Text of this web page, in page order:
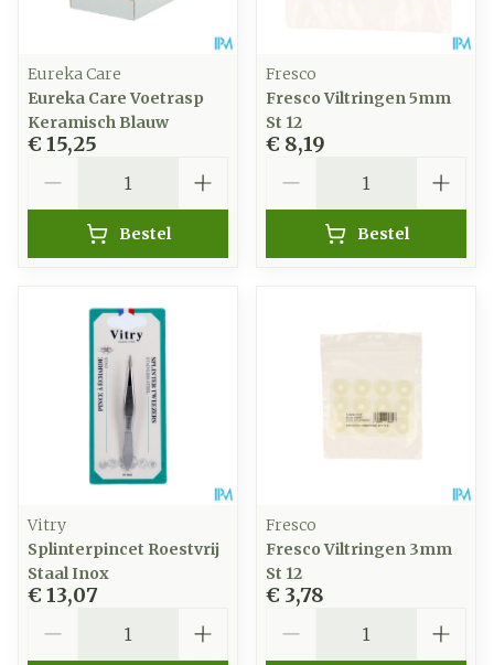
Eureka Care
Eureka Care Voetrasp
Keramisch Blauw
€ 15,25
Bestel
Fresco
Fresco Viltringen 5mm
St 12
€ 8,19
Bestel
Vitry
Splinterpincet Roestvrij
Staal Inox
€ 13,07
Fresco
Fresco Viltringen 3mm
St 12
€ 3,78